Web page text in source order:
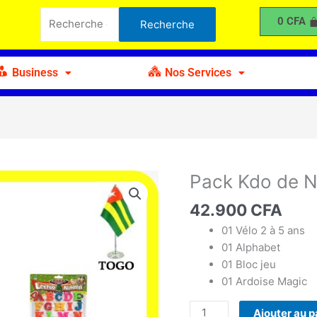
pour :
Recherche 0 CFA
Business Nos Services
Pack Kdo de
42.900 CFA
01 Vélo 2 à 5 ans
01 Alphabet
01 Bloc jeu
01 Ardoise Magic
quantité
Pack
Noël
Ajouter au
A